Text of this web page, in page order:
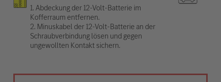
1. Abdeckung der 12-Volt-Batterie im
Kofferraum entfernen.
2. Minuskabel der 12-Volt-Batterie an der
Schraubverbindung lösen und gegen
ungewollten Kontakt sichern.